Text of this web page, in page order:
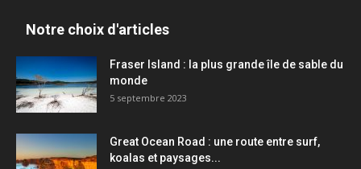
Notre choix d'articles
Fraser Island : la plus grande île de sable du
monde
5 septembre 2023
Great Ocean Road : une route entre surf,
koalas et paysages...